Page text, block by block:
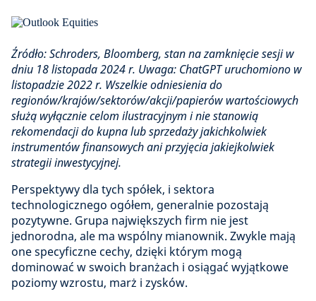
Źródło: Schroders, Bloomberg, stan na zamknięcie sesji w
dniu 18 listopada 2024 r. Uwaga: ChatGPT uruchomiono w
listopadzie 2022 r. Wszelkie odniesienia do
regionów/krajów/sektorów/akcji/papierów wartościowych
służą wyłącznie celom ilustracyjnym i nie stanowią
rekomendacji do kupna lub sprzedaży jakichkolwiek
instrumentów finansowych ani przyjęcia jakiejkolwiek
strategii inwestycyjnej.
Perspektywy dla tych spółek, i sektora
technologicznego ogółem, generalnie pozostają
pozytywne. Grupa największych firm nie jest
jednorodna, ale ma wspólny mianownik. Zwykle mają
one specyficzne cechy, dzięki którym mogą
dominować w swoich branżach i osiągać wyjątkowe
poziomy wzrostu, marż i zysków.